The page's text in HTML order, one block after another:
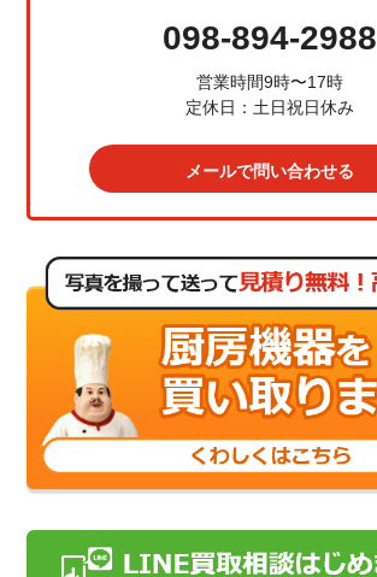
098-894-2988
営業時間9時〜17時
定休日：土日祝日休み
メールで問い合わせる